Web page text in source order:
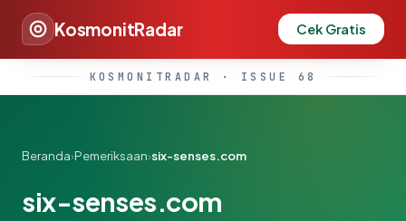
KosmonitRadar Cek Gratis
KOSMONITRADAR · ISSUE 68
Beranda›Pemeriksaan›six-senses.com
six-senses.com